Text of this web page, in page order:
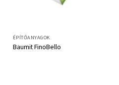
ÉPÍTŐANYAGOK
Baumit FinoBello